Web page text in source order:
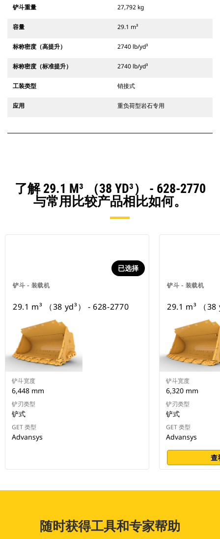
铲斗重量 27,792 kg
容量 29.1 m³
标称密度（高提升） 2740 lb/yd³
标称密度（标准提升） 2740 lb/yd³
工装类型 销接式
应用 重负荷型岩石专用
了解 29.1 M³ （38 YD³） - 628-2770
与常用比较产品相比如何。
铲斗 - 装载机
已选择
29.1 m³ （38 yd³） - 628-2770
铲斗宽度
6,448 mm
铲刃类型
铲式
GET 类型
Advansys
铲斗 - 装载机
29.1 m³ （38
铲斗宽度
6,320 mm
铲刃类型
铲式
GET 类型
Advansys
查
随时获得工具和专家帮助